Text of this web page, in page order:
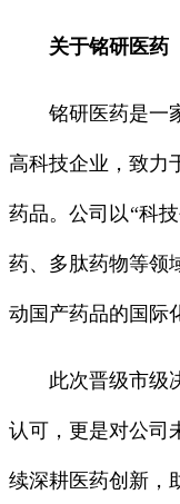
关于铭研医药
铭研医药是一家
高科技企业，致力
药品。公司以“科
药、多肽药物等领
动国产药品的国际
此次晋级市级决
认可，更是对公司
续深耕医药创新，